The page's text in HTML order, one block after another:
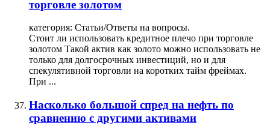
торговле золотом
категория: Статьи/Ответы на вопросы.
Стоит ли использовать кредитное плечо при торговле
золотом Такой актив как золото можно использовать не
только для долгосрочных инвестиций, но и для
спекулятивной торговли на коротких тайм фреймах.
При ...
Насколько большой спред на нефть по
сравнению с другими активами